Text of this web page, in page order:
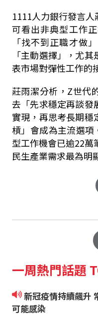
1111人力銀行發言
可看出非典型工作
「找不到正職才做
「主動選擇」，尤
表市場對彈性工作的
莊雨潔分析，Z世代
去「先求穩定再談發
實現，再思考長期穩
槓」會成為主流選
型工作機會已逾22
民生產業需求最為明
一周熱門話題
新冠疫情持續飆升 常見八大症狀 沒發燒也
可能感染